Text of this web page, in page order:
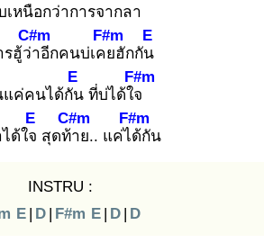
เหนือกว่าการจากลา
ฮู้ว่า
C#m
อีกคนบ่เคย
F#m
ฮักกัน
E
แค่คนได้กัน
E
ที่บ่ได้ใจ
F#m
ด้ใจ
E
สุดท้า
C#m
ย.. แค่ได้
F#m
กัน
INSTRU :
E | D | F#m E | D | D